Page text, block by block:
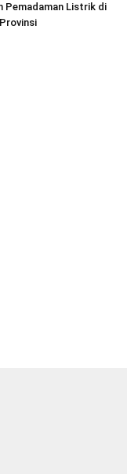
Pemadaman Listrik di